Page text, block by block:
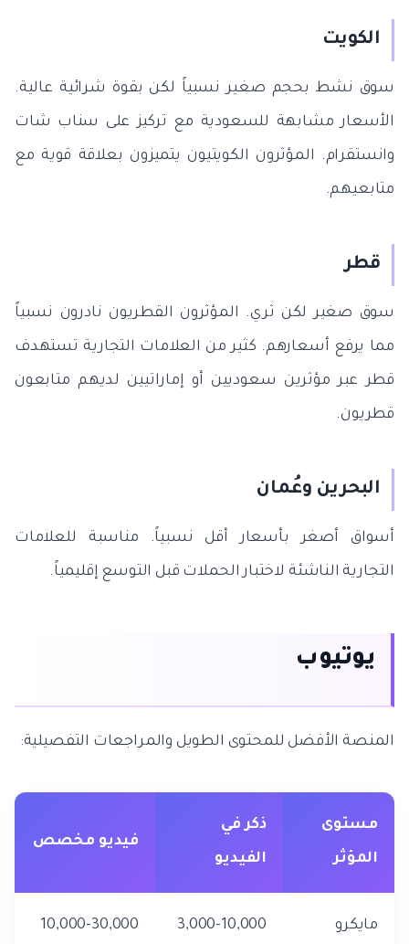
الكويت
سوق نشط بحجم صغير نسبياً لكن بقوة شرائية عالية.
الأسعار مشابهة للسعودية مع تركيز على سناب شات
وانستقرام. المؤثرون الكويتيون يتميزون بعلاقة قوية مع
متابعيهم.
قطر
سوق صغير لكن ثري. المؤثرون القطريون نادرون نسبياً
مما يرفع أسعارهم. كثير من العلامات التجارية تستهدف
قطر عبر مؤثرين سعوديين أو إماراتيين لديهم متابعون
قطريون.
البحرين وعُمان
أسواق أصغر بأسعار أقل نسبياً. مناسبة للعلامات
التجارية الناشئة لاختبار الحملات قبل التوسع إقليمياً.
يوتيوب
المنصة الأفضل للمحتوى الطويل والمراجعات التفصيلية:
مستوى
المؤثر
ذكر في
الفيديو
فيديو مخصص
مايكرو 3,000-10,000
10,000-30,000